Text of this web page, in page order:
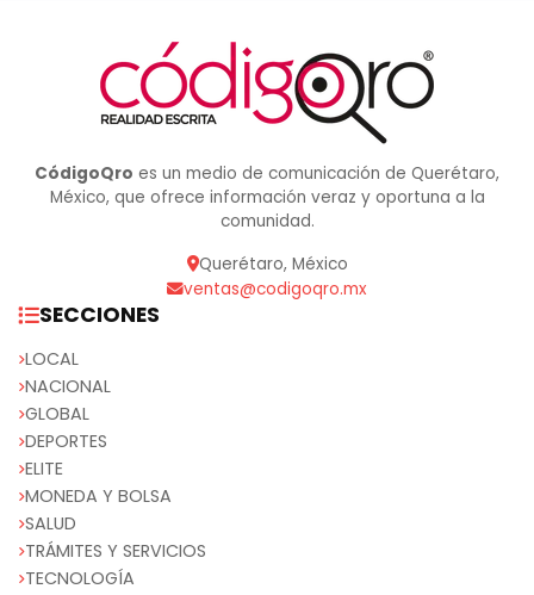
CódigoQro es un medio de comunicación de Querétaro,
México, que ofrece información veraz y oportuna a la
comunidad.
Querétaro, México
ventas@codigoqro.mx
SECCIONES
LOCAL
NACIONAL
GLOBAL
DEPORTES
ELITE
MONEDA Y BOLSA
SALUD
TRÁMITES Y SERVICIOS
TECNOLOGÍA